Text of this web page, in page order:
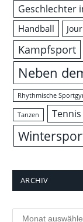
Geschlechter
Handball
Kampfsport
Neben
Rhythmische
Tanzen Tennis
ARCHIV
Archiv